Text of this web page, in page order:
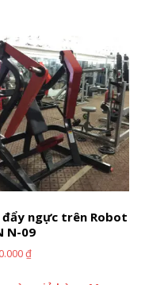
đẩy ngực trên Robot
N-09
₫